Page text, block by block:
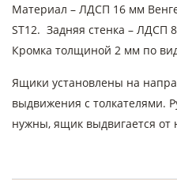
Материал – ЛДСП 16 мм
ST12. Задняя стенка – ЛДСП
Кромка толщиной 2 мм по
Ящики установлены на
выдвижения с толкателями.
нужны, ящик выдвигается от